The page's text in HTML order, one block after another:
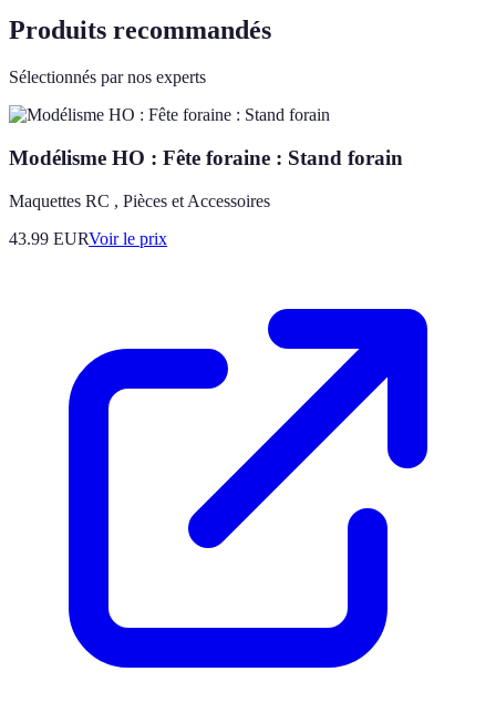
Produits recommandés
Sélectionnés par nos experts
Modélisme HO : Fête foraine : Stand forain
Maquettes RC , Pièces et Accessoires
43.99 EURVoir le prix